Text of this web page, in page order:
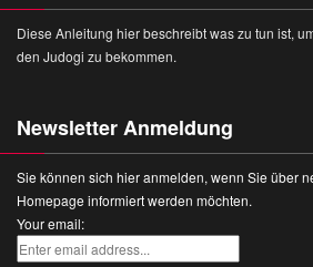
Diese Anleitung hier beschreibt was zu tun ist,
den Judogi zu bekommen.
Newsletter Anmeldung
Sie können sich hier anmelden, wenn Sie über
Homepage informiert werden möchten.
Your email: